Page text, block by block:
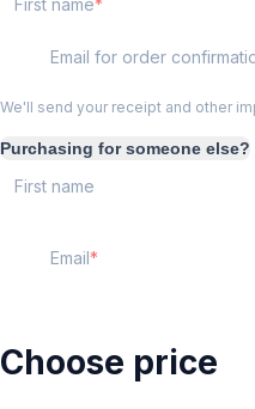
First name
Email for order
We'll send your receipt and other
Purchasing for someone else?
First name
Email
Choose price